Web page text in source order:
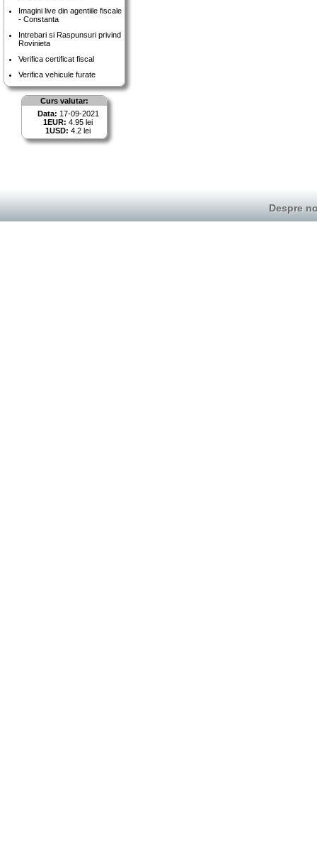
Imagini live din agentiile fiscale
- Constanta
Intrebari si Raspunsuri privind
Rovinieta
Verifica certificat fiscal
Verifica vehicule furate
Curs valutar:
Data: 17-09-2021
1EUR: 4.95 lei
1USD: 4.2 lei
Despre